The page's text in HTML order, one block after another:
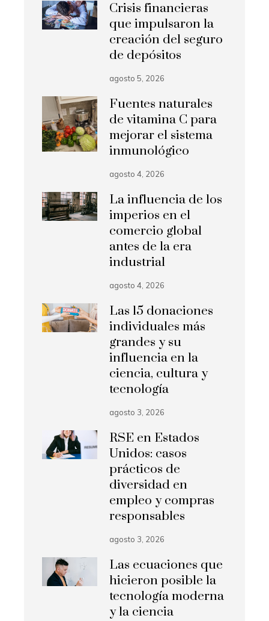
Crisis financieras
que impulsaron la
creación del seguro
de depósitos
agosto 5, 2026
Fuentes naturales
de vitamina C para
mejorar el sistema
inmunológico
agosto 4, 2026
La influencia de los
imperios en el
comercio global
antes de la era
industrial
agosto 4, 2026
Las 15 donaciones
individuales más
grandes y su
influencia en la
ciencia, cultura y
tecnología
agosto 3, 2026
RSE en Estados
Unidos: casos
prácticos de
diversidad en
empleo y compras
responsables
agosto 3, 2026
Las ecuaciones que
hicieron posible la
tecnología moderna
y la ciencia